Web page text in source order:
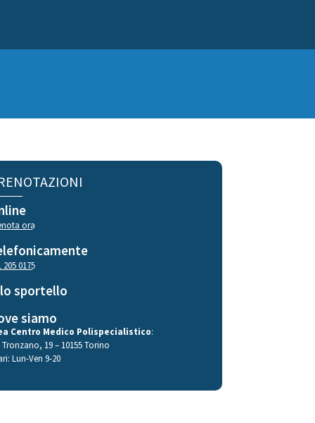
ora
205 0175
sportello
siamo
Centro Medico Polispecialistico:
19 – 10155 Torino
Lun-Ven 9-20